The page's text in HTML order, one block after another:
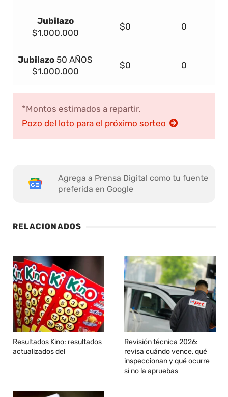
Jubilazo
$1.000.000
$0 0
Jubilazo 50 AÑOS
$1.000.000
$0 0
*Montos estimados a repartir.
Pozo del loto para el próximo sorteo
Agrega a Prensa Digital como tu fuente
preferida en Google
RELACIONADOS
Resultados Kino: resultados
actualizados del
Revisión técnica 2026:
revisa cuándo vence, qué
inspeccionan y qué ocurre
si no la apruebas